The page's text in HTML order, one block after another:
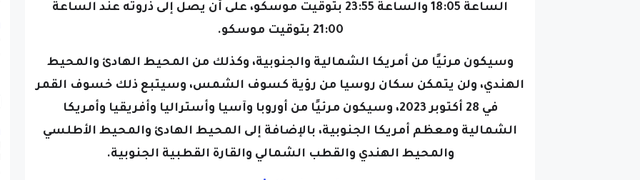
الساعة 18:05 والساعة 23:55 بتوقيت موسكو، على أن يصل إلى ذروته عند الساعة
21:00 بتوقيت موسكو.
وسيكون مرئيًا من أمريكا الشمالية والجنوبية، وكذلك من المحيط الهادئ والمحيط
الهندي، ولن يتمكن سكان روسيا من رؤية كسوف الشمس، وسيتبع ذلك خسوف القمر
في 28 أكتوبر 2023، وسيكون مرئيًا من أوروبا وآسيا وأستراليا وأفريقيا وأمريكا
الشمالية ومعظم أمريكا الجنوبية، بالإضافة إلى المحيط الهادئ والمحيط الأطلسي
والمحيط الهندي والقطب الشمالي والقارة القطبية الجنوبية.